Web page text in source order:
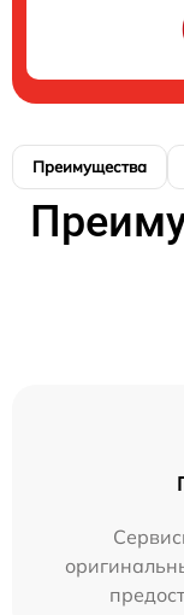
Преимущества